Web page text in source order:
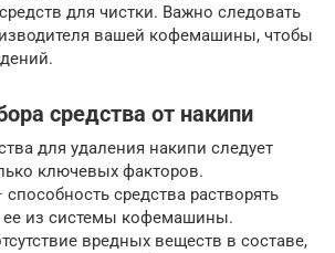
для чистки. Важно следовать
вашей кофемашины, чтобы
средства от накипи
для удаления накипи следует
ключевых факторов.
средства растворять
ее из системы кофемашины.
вредных веществ в составе,